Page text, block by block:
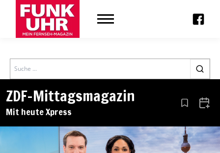
Search
ZDF-Mittagsmagazin
Mit heute Xpress Aus den